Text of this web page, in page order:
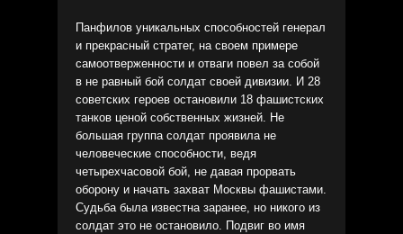
Панфилов уникальных способностей генерал
и прекрасный стратег, на своем примере
самоотверженности и отваги повел за собой
в не равный бой солдат своей дивизии. И 28
советских героев остановили 18 фашистских
танков ценой собственных жизней. Не
большая группа солдат проявила не
человеческие способности, ведя
четырехчасовой бой, не давая прорвать
оборону и начать захват Москвы фашистами.
Судьба была известна заранее, но никого из
солдат это не остановило. Подвиг во имя